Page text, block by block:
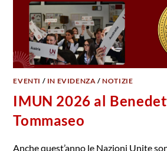
EVENTI / IN EVIDENZA /NOTIZIE
IMUN 2026 al
Tommaseo
Anche quest’anno le Nazioni Unite